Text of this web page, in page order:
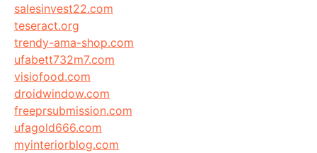
salesinvest22.com
teseract.org
trendy-ama-shop.com
ufabett732m7.com
visiofood.com
droidwindow.com
freeprsubmission.com
ufagold666.com
myinteriorblog.com